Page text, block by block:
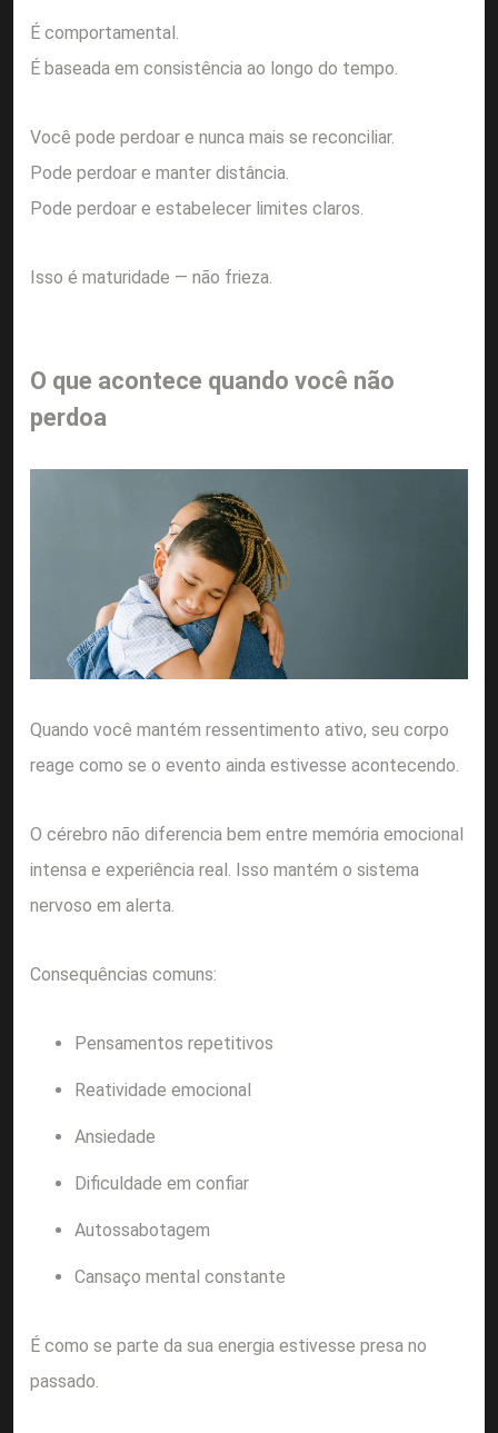
É comportamental.
É baseada em consistência ao longo do tempo.
Você pode perdoar e nunca mais se reconciliar.
Pode perdoar e manter distância.
Pode perdoar e estabelecer limites claros.
Isso é maturidade — não frieza.
O que acontece quando você não
perdoa
Quando você mantém ressentimento ativo, seu corpo
reage como se o evento ainda estivesse acontecendo.
O cérebro não diferencia bem entre memória emocional
intensa e experiência real. Isso mantém o sistema
nervoso em alerta.
Consequências comuns:
Pensamentos repetitivos
Reatividade emocional
Ansiedade
Dificuldade em confiar
Autossabotagem
Cansaço mental constante
É como se parte da sua energia estivesse presa no
passado.